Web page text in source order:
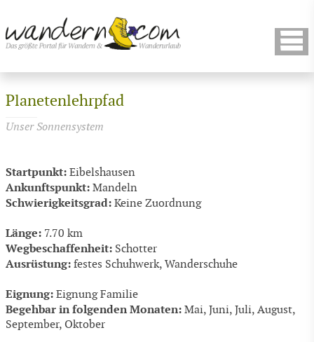
Planetenlehrpfad
Unser Sonnensystem
Startpunkt: Eibelshausen
Ankunftspunkt: Mandeln
Schwierigkeitsgrad: Keine Zuordnung
Länge: 7.70 km
Wegbeschaffenheit: Schotter
Ausrüstung: festes Schuhwerk, Wanderschuhe
Eignung: Eignung Familie
Begehbar in folgenden Monaten: Mai, Juni, Juli, August,
September, Oktober